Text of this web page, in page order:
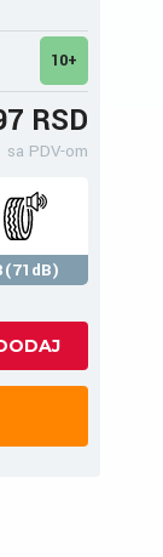
10+
RSD
sa PDV-om